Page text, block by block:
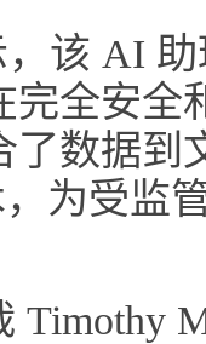
，该 AI
完全安全
了数据到
为受监
Timothy